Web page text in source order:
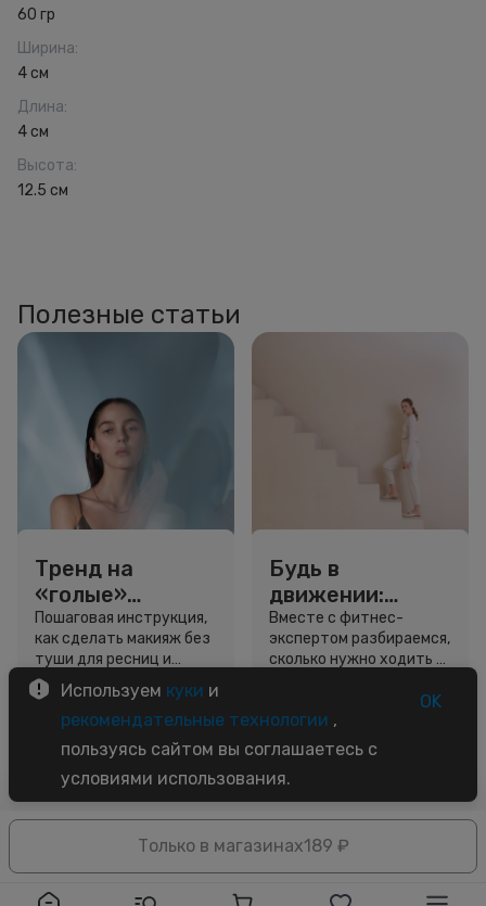
Только в магазинах189 ₽
60 гр
Ширина:
4 см
Длина:
4 см
Высота:
12.5 см
Полезные статьи
Тренд на
«голые»
ресницы: как
выглядеть
свежо, не
используя тушь
Пошаговая инструкция,
как сделать макияж без
туши для ресниц и
звёздный образ для
вдохновения.
3 минуты
Будь в
движении:
сколько нужно
шагов для
красоты и
Вместе с фитнес-
экспертом разбираемся,
сколько нужно ходить и
5 минут
Используем куки и
рекомендательные технологии ,
пользуясь сайтом вы соглашаетесь с
условиями использования.
OK